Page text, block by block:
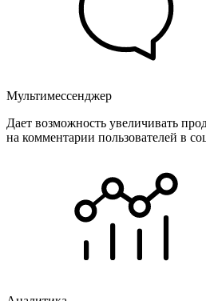
Мультимессенджер
Дает возможность увеличивать
на комментарии пользователей в